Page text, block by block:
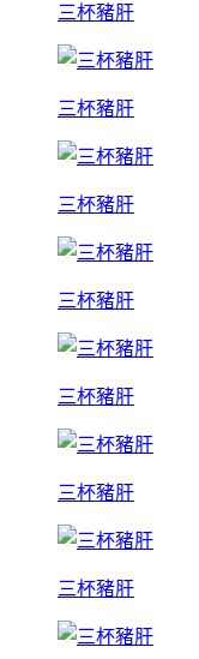
三杯豬肝
三杯豬肝
三杯豬肝
三杯豬肝
三杯豬肝
三杯豬肝
三杯豬肝